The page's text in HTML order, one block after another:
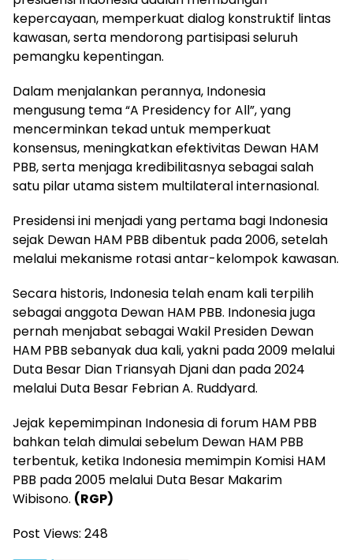
kepercayaan, memperkuat dialog konstruktif lintas
kawasan, serta mendorong partisipasi seluruh
pemangku kepentingan.
Dalam menjalankan perannya, Indonesia
mengusung tema “A Presidency for All”, yang
mencerminkan tekad untuk memperkuat
konsensus, meningkatkan efektivitas Dewan HAM
PBB, serta menjaga kredibilitasnya sebagai salah
satu pilar utama sistem multilateral internasional.
Presidensi ini menjadi yang pertama bagi Indonesia
sejak Dewan HAM PBB dibentuk pada 2006, setelah
melalui mekanisme rotasi antar-kelompok kawasan.
Secara historis, Indonesia telah enam kali terpilih
sebagai anggota Dewan HAM PBB. Indonesia juga
pernah menjabat sebagai Wakil Presiden Dewan
HAM PBB sebanyak dua kali, yakni pada 2009 melalui
Duta Besar Dian Triansyah Djani dan pada 2024
melalui Duta Besar Febrian A. Ruddyard.
Jejak kepemimpinan Indonesia di forum HAM PBB
bahkan telah dimulai sebelum Dewan HAM PBB
terbentuk, ketika Indonesia memimpin Komisi HAM
PBB pada 2005 melalui Duta Besar Makarim
Wibisono. (RGP)
Post Views: 248